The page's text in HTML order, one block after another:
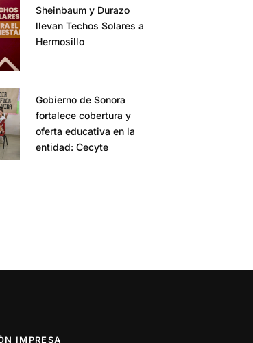
Sheinbaum y Durazo
llevan Techos Solares a
Hermosillo
Gobierno de Sonora
fortalece cobertura y
oferta educativa en la
entidad: Cecyte
IMPRESA